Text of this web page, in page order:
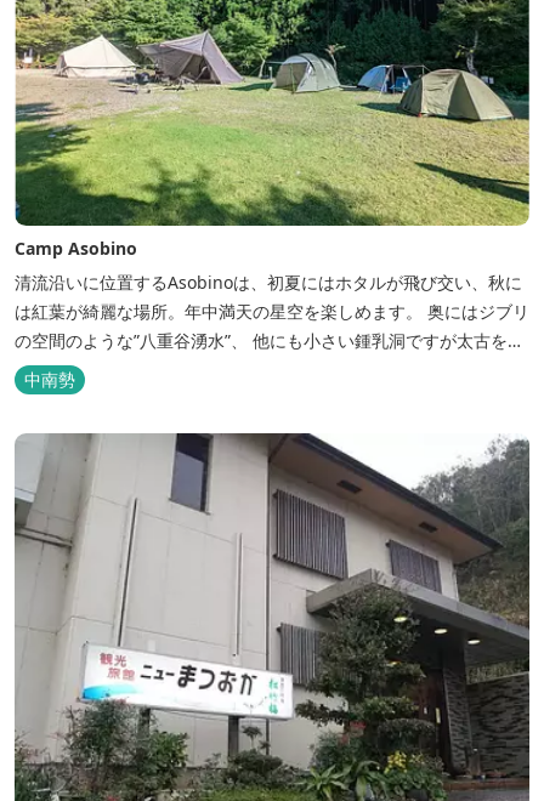
Camp Asobino
清流沿いに位置するAsobinoは、初夏にはホタルが飛び交い、秋に
は紅葉が綺麗な場所。年中満天の星空を楽しめます。 奥にはジブリ
の空間のような”八重谷湧水”、 他にも小さい鍾乳洞ですが太古を想
像させる”風穴”などがあり、自然が豊かなスポットです。 wi-fi完
備。テントサウナもご利用いただけます。 また近くには廃校を活用
中南勢